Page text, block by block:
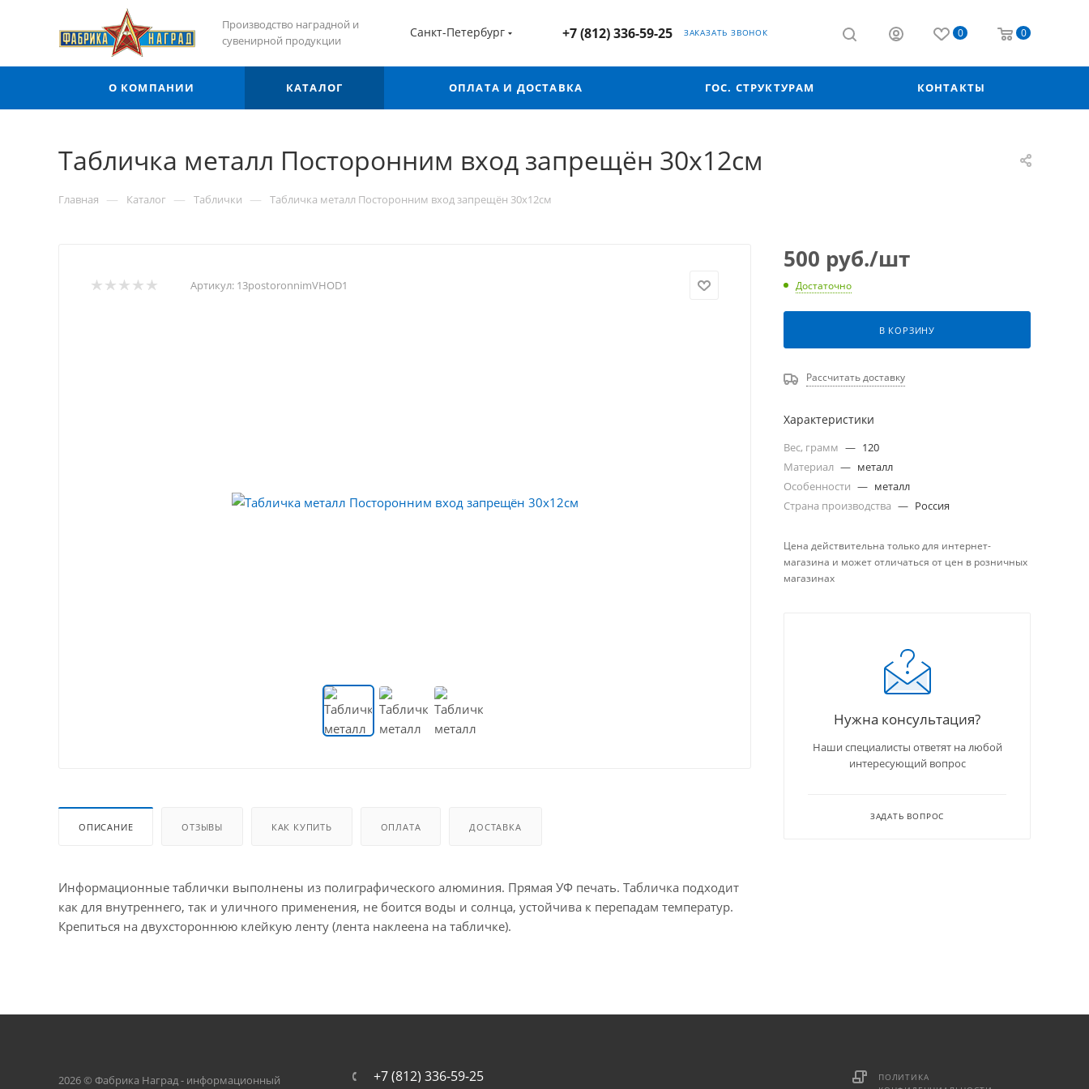
Производство наградной и
сувенирной продукции
Санкт-Петербург +7 (812) 336-59-25 ЗАКАЗАТЬ ЗВОНОК 0 0
О КОМПАНИИ КАТАЛОГ ОПЛАТА И ДОСТАВКА ГОС. СТРУКТУРАМ КОНТАКТЫ
Табличка металл Посторонним вход запрещён 30х12см
Главная — Каталог — Таблички — Табличка металл Посторонним вход запрещён 30х12см
Артикул: 13postoronnimVHOD1
ОПИСАНИЕ ОТЗЫВЫ КАК КУПИТЬ ОПЛАТА ДОСТАВКА
Информационные таблички выполнены из полиграфического алюминия. Прямая УФ печать. Табличка подходит
как для внутреннего, так и уличного применения, не боится воды и солнца, устойчива к перепадам температур.
Крепиться на двухстороннюю клейкую ленту (лента наклеена на табличке).
500 руб./шт
Достаточно
В КОРЗИНУ
Рассчитать доставку
Характеристики
Вес, грамм — 120
Материал — металл
Особенности — металл
Страна производства — Россия
Цена действительна только для интернет-
магазина и может отличаться от цен в розничных
магазинах
Нужна консультация?
Наши специалисты ответят на любой
интересующий вопрос
ЗАДАТЬ ВОПРОС
2026 © Фабрика Наград - информационный +7 (812) 336-59-25
ПОЛИТИКА